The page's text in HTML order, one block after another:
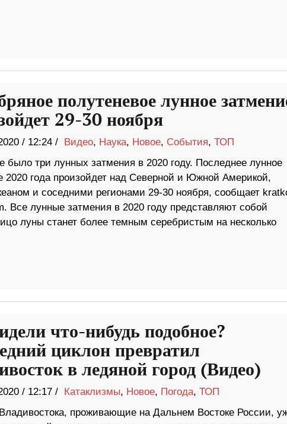
полутеневое лунное
29-30 ноября
/ 12:24 / Видео, Наука, Новое, События, ТОП
было три лунных затмения в 2020 году. Последнее лунное
2020 года произойдет над Северной и Южной Америкой,
и соседними регионами 29-30 ноября, сообщает
Все лунные затмения в 2020 году представляют собой
луны станет более темным серебристым на несколько
что-нибудь подобное?
циклон превратил
в ледяной город (Видео)
/ 12:17 / Катаклизмы, Новое, Погода, ТОП
проживающие на Дальнем Востоке России,